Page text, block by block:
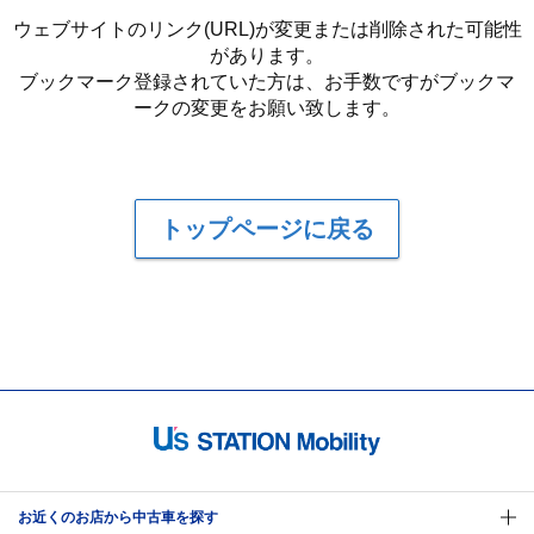
ウェブサイトのリンク(URL)が変更または削除された可能性
があります。
ブックマーク登録されていた方は、お手数ですがブックマ
ークの変更をお願い致します。
トップページに戻る
お近くのお店から中古車を探す